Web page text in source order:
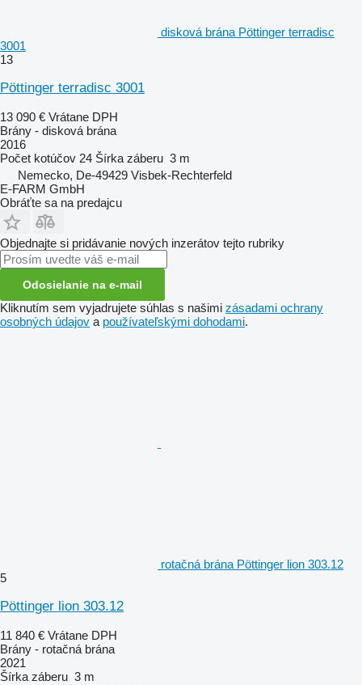
disková brána Pöttinger terradisc
3001
13
Pöttinger terradisc 3001
13 090 € Vrátane DPH
Brány - disková brána
2016
Počet kotúčov 24 Šírka záberu 3 m
Nemecko, De-49429 Visbek-Rechterfeld
E-FARM GmbH
Obráťte sa na predajcu
Objednajte si pridávanie nových inzerátov tejto rubriky
Odosielanie na e-mail
Kliknutím sem vyjadrujete súhlas s našimi zásadami ochrany
osobných údajov a používateľskými dohodami.
rotačná brána Pöttinger lion 303.12
5
Pöttinger lion 303.12
11 840 € Vrátane DPH
Brány - rotačná brána
2021
Šírka záberu 3 m